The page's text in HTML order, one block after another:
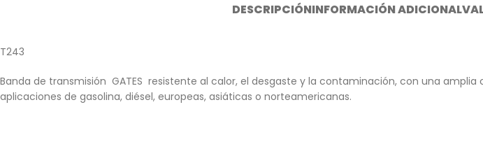
DESCRIPCIÓNINFORMACIÓN ADICIONAL
T243
Banda de transmisión GATES resistente al calor, el desgaste y la contaminación, con una
aplicaciones de gasolina, diésel, europeas, asiáticas o norteamericanas.